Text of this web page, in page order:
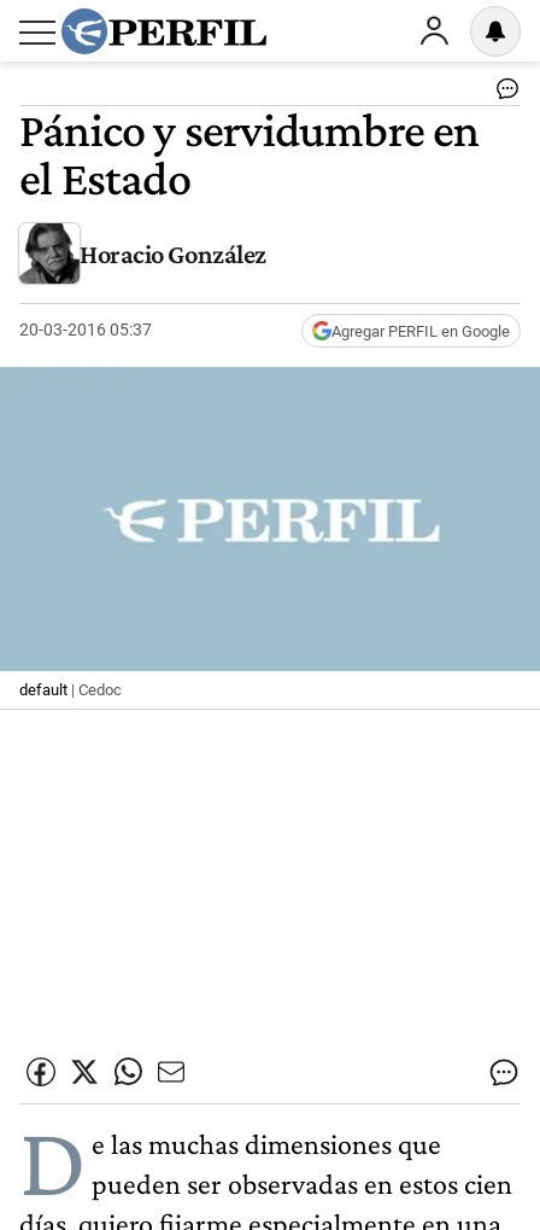
Pánico y servidumbre en
el Estado
Horacio González
20-03-2016 05:37 Agregar PERFIL en Google
default | Cedoc
D e las muchas dimensiones que
pueden ser observadas en estos cien
días, quiero fijarme especialmente en una